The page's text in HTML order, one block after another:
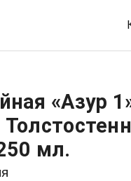
«Азур
мл.